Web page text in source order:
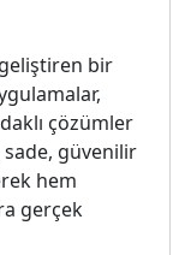
bir
çözümler
sade, güvenilir
hem
gerçek